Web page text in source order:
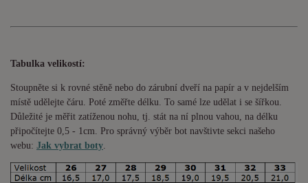
Tabulka velikostí:
Stoupněte si k rovné stěně nebo do zárubní dveří na papír a v nejdelším
místě udělejte čáru. Poté změřte délku. To samé lze udělat i se šířkou.
Důležité je měřit zatíženou nohu, tj. stát na ní plnou vahou, na délku
připočítejte 0,5 - 1cm . Pro správný výběr bot navštivte sekci našeho
webu: Jak vybrat boty